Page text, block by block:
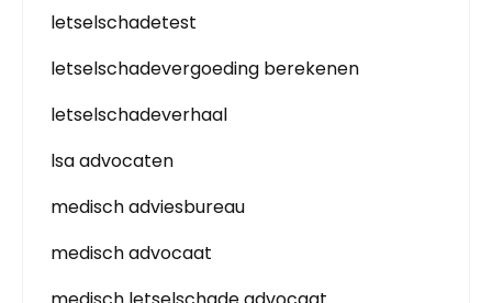
letselschadetest
letselschadevergoeding berekenen
letselschadeverhaal
lsa advocaten
medisch adviesbureau
medisch advocaat